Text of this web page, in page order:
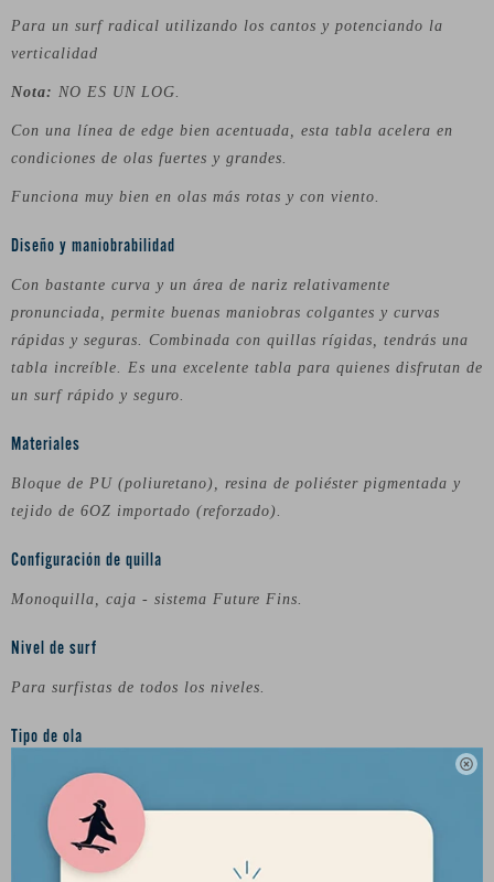

Para un surf radical utilizando los cantos y potenciando la
verticalidad
Nota: NO ES UN LOG.
Con una línea de edge bien acentuada, esta tabla acelera en
condiciones de olas fuertes y grandes.
Funciona muy bien en olas más rotas y con viento.
Diseño y maniobrabilidad
Con bastante curva y un área de nariz relativamente
pronunciada, permite buenas maniobras colgantes y curvas
rápidas y seguras. Combinada con quillas rígidas, tendrás una
tabla increíble. Es una excelente tabla para quienes disfrutan de
un surf rápido y seguro.
Materiales
Bloque de PU (poliuretano), resina de poliéster pigmentada y
tejido de 6OZ importado (reforzado).
Configuración de quilla
Monoquilla, caja - sistema Future Fins.
Nivel de surf
Para surfistas de todos los niveles.
Tipo de ola
Olas de hasta 3.0 metros. Se recomienda utilizarla en olas más
cavadas y con mayor presión, de esta manera podrás sacar el
máximo provecho de lo que este modelo puede ofrecer.